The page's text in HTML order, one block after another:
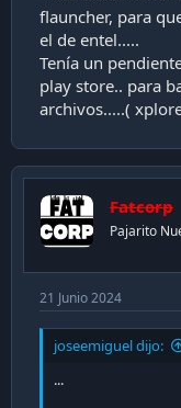
flauncher, para
el de entel.....
Tenía un
play store.. para
archivos.....(
Fatcorp
Pajarito
21 Junio 2024
joseemiguel dijo:
...